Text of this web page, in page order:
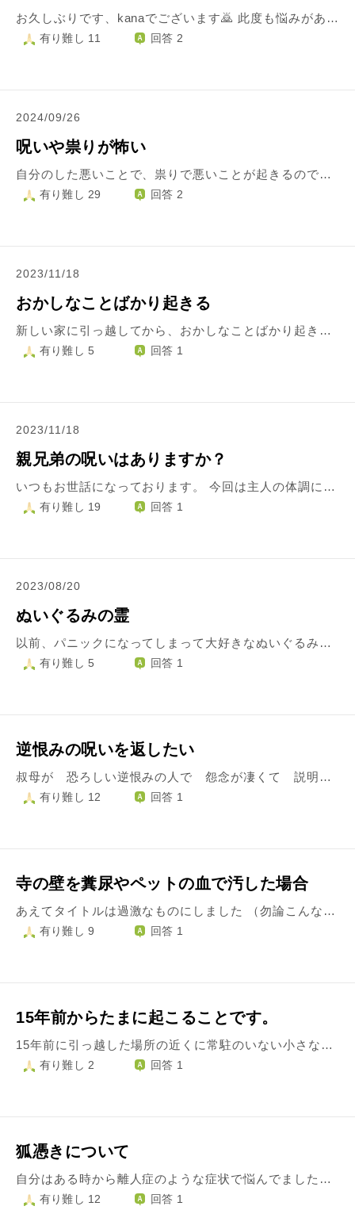
お久しぶりです、kanaでございます🙇 此度も悩みがあり、御相談させて頂きました。 さて、早速本題なのですが、最近の自分の人生(における展開)が「呪われている」としか言えない状況に感じております。 (母の死を皮切りに父が亡くなり父方の親戚も亡くなって現在は(統合失調症と糖尿病を患っている)姉と同居している環境が続いている状態です) 自分と致しましては、年末年始にですが、お墓参りに行き一応、親仏様と先祖仏様の繋がりは意識していますし、姉をグループホーム入所させる事も検討してますがなかなか連絡が来ない状態なので...。 以上の事から悪い思われる事が続いているのでふと「自分の人生は呪われているのではないか?」と考えてしまった次第です。 何とか希望を持てるアドバイスがあれば宜しく御願い申し上げます🙇🙏
有り難し 11 回答 2
2024/09/26
呪いや祟りが怖い
自分のした悪いことで、祟りで悪いことが起きるのではないか、と不安です。 また、過去に起きた悪いことも呪いや祟りのせいではないか、と不安になります。 そんなわけない、と思っても不安で、人にも相談できません。 何かアドバイスいただきたいです。
有り難し 29 回答 2
2023/11/18
おかしなことばかり起きる
新しい家に引っ越してから、おかしなことばかり起きます。 家の中でよくラップ音がなったり、家電などが壊れたりします。 それが、怖いので、何度もお祓いなどをしましたが、一向に良くなる気配がありません。 家には、仏壇や神棚などがありますが、祈ったり拝んだりすると、悪いことがおきます。 引っ越しの前に、自分はお呪いなどをしてましたが、今はおかしなことはせず、毎日、神仏に許してくださいと祈ったり拝んだりしてます。 ですが、仏壇や神棚に祈ったり拝んだりすると悪いことがすぐ起きます。 何が、起きてるんでしょうか、自分でも分かりません。 仮に祟りだとしたら、何の祟か分かりませんか？ 本当に困っています。よろしくお願いします。 ちなみに、自分は十三年程、精神科にかかってます。
有り難し 5 回答 1
2023/11/18
親兄弟の呪いはありますか？
いつもお世話になっております。 今回は主人の体調についてなのですが、1ヶ月半くらい前に歯が痛み出して歯医者に行ってから、行くたびに違う痛みが出て、食べ物がよく食べれず、もう治らない、死にたいと言います。 かなり全体的に歯がひどい状態だったようで、治すところがたくさんあるみたいです。 一気には治せないので1ヶ月半通っていますが、その度に違う痛みが出て、口内炎になったり口の中を噛んだりまともに食べれていません。 親知らずを抜いたのが始まりでした。 主人は親不孝をした呪いだと言います。 主人の母が介護になり、いっしょに住んでいる無職で独身の兄が面倒を見ていましたが、一年くらい母に会わせてくれなく、かと思ったら、お金をとにかくいっぱいくれと言われ、お金がなくあげられず、なんで会いにこない、もう来るなきたら殺すと言われ、主人が怖がって、もう5年くらいあっていません。 私も主人しか頼る人がおらず、義理母にやきもちを焼いたり、義理兄の言動が不審で気持ちよく実家にいかせてやりませんでした。 こちらに主人の文句もたくさん書かせていただきましたが、かわいそうで、なんとか良くならないかと思います。 私が悪魔なのでしょうか。主人のいうように親兄弟の呪いなのでしょうか。 私と付き合いはじめくらいから信号もみんな赤になるそうです。 私が悪い人間なのは認めます。 私のせいなのでしょうか？ 支離滅裂ですいません。 よろしくお願いします
有り難し 19 回答 1
2023/08/20
ぬいぐるみの霊
以前、パニックになってしまって大好きなぬいぐるみの首を切ってしまうことがありました。そのまま混乱してビニールに入れて捨ててしまったのですが、それを思い出して名前だけの人形供養をしましたが、アニメに捨てられたぬいぐるみが出てきて思い出してしまいました。寂しくしてると思います。どうしたらよいでしょうか。
有り難し 5 回答 1
逆恨みの呪いを返したい
叔母が 恐ろしい逆恨みの人で 怨念が凄くて 説明しても全く通じないです 祖母が 優しい人で よかれと思って助けているのに60年も恨みつづけて 傍から見ていても あんなに良くしてもらっているのになんで通じないのかな 逆恨みなのに祖母は亡くなって50 回忌も終わって何年もたつのに恨んでいるなんてという人です お題目を何時間も唱えて88歳という歳なのに 元気です その人からの怨念を私と母も感じます 財産分与の件からですが その怨念 お題目の祈りをお返ししたいのですが 祈り返しをしてもらえたらありがたいですが 母がその件から 急に同じことばかり謂うようになりまして90歳ですが すごく元気だったのに 分与の時期から ちょいボケから ものすごく酷くなってきました 祈り返しか お祓いか 生霊返しを本気のプロにお願いしたいと思ったのは 初めてです できれば 天にゆだねるというかんがえでした 恨むことなく 平和に 感謝して楽しく過ごしたい と思ってましたが あまりに 毎日母が同じこと言ってきて 毎回説明して本当に疲れてしまいました 御題目を5時間も平気で毎日して来るような人に 逆恨みで 強い力で抑え込む（畜生のようですが） または ノレンに腕押しのように そっちを向かない 歯向かわない技術を身につけられたらいいのにと思います 助けてほしいです 自分でできれば良いですが 専門家にお祓いをお願いしたほうが良いでしょうか？また 修行している方をどのように探したら良いでしょうか？
有り難し 12 回答 1
寺の壁を糞尿やペットの血で汚した場合
あえてタイトルは過激なものにしました （勿論こんなことはしたことはありませんし、するつもりもありません） たとえ話として お寺の壁に 糞尿・ペンキ・動物の血などをかけたりして汚した場合 元の白い壁に修復するのは難しいのでしょうか？ なんでこんな質問をしたかというと 大分県中津市に合元寺と言うお寺があることを知ったからです 大河ドラマの主人公にもなった軍師官兵衛ですが、豊臣秀吉から豊前国に領土を与えられ、その土地に元々いた宇都宮鎮房は秀吉の伊予国への転封命令を拒んで、黒田軍と合戦になります。後に宇都宮家は黒田家の重臣となる条件で降伏・和睦しますが最終的には中津城内に呼び寄せられて謀殺されます。 合元寺で待機していた宇都宮家臣にも討手が向かい不意をつかれた家臣たちは皆討ち死にしたそうですが、返り血を浴びた壁は、何度塗り替えても血痕が浮き出てしまうため、寺の壁を赤塗りにしたそうです。 普通に考えたら、お寺の壁を何らかの手段で汚したり、落書きをしたとしても 白く塗り直せば痕跡は残らないと思うのですが、合元寺の場合はそうではなかったから赤塗りにしたようですが、これは怨恨、怨霊などが実在すると考えるべきなのでしょうか？ 例えば病院の手術室の壁が手術着が青や緑になっていたりするのは、 赤い血を長時間見て、他のものを見ると赤の補色である青緑が視覚上に残像として残るためであり生理学的根拠があるのですが、 一度血で汚れた寺の壁を赤く塗らなければならない根拠はないように思えます。 このほかにも 世界では ティムールやツタンカーメンの墓をあばいた人が次々と不幸に見舞われたとか、 日本では将門塚を撤去しようとしたGHQ関係者が事故死したとか そのような話はいろいろあるのですが、 科学では説明できない現象や怨霊は存在すると考えるのが妥当でしょうか？
有り難し 9 回答 1
15年前からたまに起こることです。
15年前に引っ越した場所の近くに常駐のいない小さな稲荷神社があります。 その頃は小学校高学年の頃でしたが、なんでか分からない恐怖で参拝にも近くによることもなかったと思います。 定期的にふと思い出したり頭から離れなくなったりして、オカルトは信用していないのですが流石に呼ばれているのかと思うときがあります。 限ってそういうときは何かしら不幸があったり、運のないことが立て続けに起こったり、原因不明の頭痛や背中が痛くなったりします。 一度、耐えられなくて泣くほど背中が痛くなって病院に行きましたが、検査をしても仮病を疑われるほどなにもなかったです。 とにかく昔からいいことがないのですが、しばらくすると収まったり、有名なお寺に参ったあとは忘れるくらい良くなったり… 3年前に別の土地へ引っ越しましたが、最近ここ数ヶ月のことですが、急になにしてもうまく行かず、職も失い、転職先では求人詐欺に会い、体調は優れず寝てばかりです。 そしたらふと忘れかけてた小さな稲荷神社を思い出しまして、怖くなりました。 妄想かもしれないし、鬱になってるのかもしれないんですけど、また呼ばれているのかと思って…。 あまり覚えていないのですが、これが初めてのことじゃない気がします。 決まってなんでもないときに、ふと思い出します。参拝しに行くべきなのか、それとも有名なお寺に再度お参り行くべきなのか。 どこに参拝するべきでしょうか？ おかしいことを言ってるかもしれないんですけど、良くないことが続くのもいやなのでご相談させていただきました。 すみませんが、宜しくお願いいたします。
有り難し 2 回答 1
狐憑きについて
自分はある時から離人症のような症状で悩んでました。 私は急に記憶がなくなり変な目付きになり、変な事を話したり酷いことをする時がありました。 例として、弟の自転車の鍵を捨てたり、霊能力者の方と話した時に、「自分は知的障害だから何しても許されるんだ」と話したりなど。 これは全部自分の中には記憶が全くなく霊能力者の方から、狐に憑依されてると言われました。 記憶もなく普通の自分ならしないような事をしていて、毎日ぼーっとしたりなどがあったからです。 離人症には記憶が無いという症状はないらしいですし…… お祓いしてくれるとこに言っても「はいお祓い終わりーでもなんか後ろにひょこひょこいるんだよなぁ」と言われて終わりです。 狐憑きにあう思い当たる節はあります。 昔小学1年くらいの時に、公園の横の神社(失礼なのですがボロボロでした。) で友達とお参りしました。 ですがその時はお金が無く公園の葉っぱをお賽銭として入れてました。友達は石を入れてました。 今もそれがたまに頭の中に出てきて申し訳無い気持ちになります。。 お祓いしてくれるとこでは祓えそうもなく。。 神社やお寺でお祓いした方がいいのでしょうか…… 離人症は今黒曜石のブレスレットを着けてめちゃくちゃ落ち着いてますが、ある人いわく「ブレスレットを着けて悪いものが離れたように悪いものはできるの だって動かなければいいから。でもパワーを蓄えてるよ」と言われました…… 確かにその人が言ってる症状は当たってました。 神社やお寺でどの項目でお祓いすれば狐は落とせますかね…… 神社の内容があったり、 バカバカしく思うかもしれませんがお願いします……
有り難し 12 回答 1